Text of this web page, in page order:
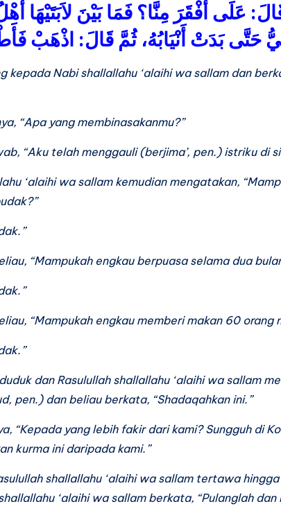
: عَلَى أَفْقَرَ مِنَّا؟ فَمَا بَيْنَ لاَبَتَيْهَا
حَتَّى بَدَتْ أَنْيَابُهُ، ثُمَّ قَالَ: اذْهَبْ
kepada Nabi shallallahu ‘alaihi wa sallam dan
“Apa yang membinasakanmu?”
“Aku telah menggauli (berjima’, pen.) istriku di
‘alaihi wa sallam kemudian mengatakan,
“Mampukah engkau berpuasa selama dua
“Mampukah engkau memberi makan 60 orang
dan Rasulullah shallallahu ‘alaihi wa sallam
pen.) dan beliau berkata, “Shadaqahkan ini.”
“Kepada yang lebih fakir dari kami? Sungguh di
kurma ini daripada kami.”
shallallahu ‘alaihi wa sallam tertawa
‘alaihi wa sallam berkata, “Pulanglah